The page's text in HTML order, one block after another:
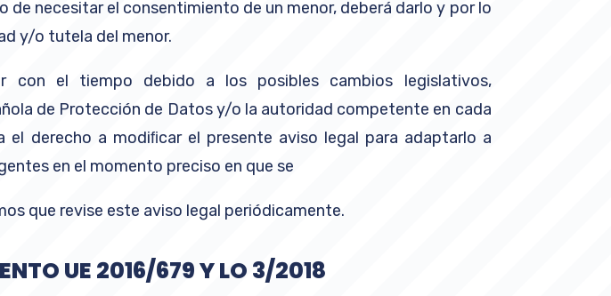
necesitar el consentimiento de un menor, deberá darlo y por lo
y/o tutela del menor.
el tiempo debido a los posibles cambios legislativos,
de Protección de Datos y/o la autoridad competente en cada
el derecho a modiﬁcar el presente aviso legal para adaptarlo a
en el momento preciso en que se
que revise este aviso legal periódicamente.
UE 2016/679 Y LO 3/2018